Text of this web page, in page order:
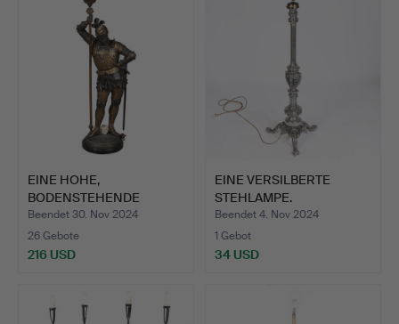
EINE HOHE,
BODENSTEHENDE
CONQUISTADOR-LAMP…
Beendet 30. Nov 2024
26 Gebote
216 USD
EINE VERSILBERTE
STEHLAMPE.
Beendet 4. Nov 2024
1 Gebot
34 USD